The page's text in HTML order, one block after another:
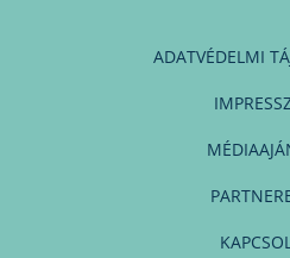
ADATVÉDELMI